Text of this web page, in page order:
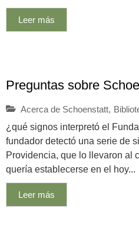
Leer más
Preguntas sobre
Acerca de Schoenstatt,
¿qué signos interpretó el
fundador detectó una serie de
Providencia, que lo llevaron al
quería establecerse en el hoy...
Leer más